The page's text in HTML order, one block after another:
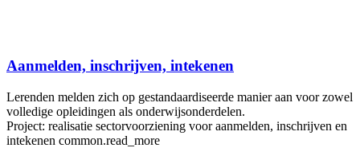
Aanmelden, inschrijven, intekenen
Lerenden melden zich op gestandaardiseerde manier aan voor zowel
volledige opleidingen als onderwijsonderdelen.
Project: realisatie sectorvoorziening voor aanmelden, inschrijven en
intekenen common.read_more